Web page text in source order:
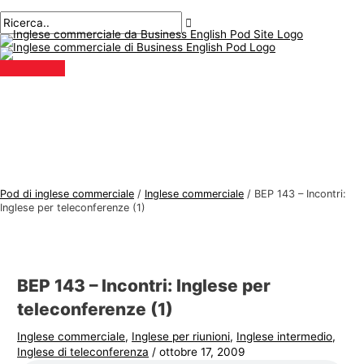
al
contenuto
principale
Pod di inglese commerciale / Inglese commerciale / BEP 143 – Incontri:
Inglese per teleconferenze (1)
BEP 143 – Incontri: Inglese per
teleconferenze (1)
Inglese commerciale, Inglese per riunioni, Inglese intermedio,
Inglese di teleconferenza /ottobre 17, 2009
navigazione
qui..
mail*
A
r
g
o
d
g
l
e
s
C
e
r
c